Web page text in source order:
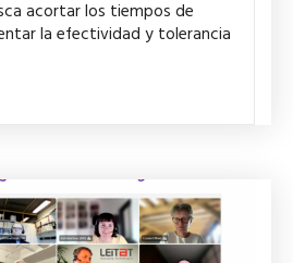
acortar los tiempos de
la efectividad y tolerancia